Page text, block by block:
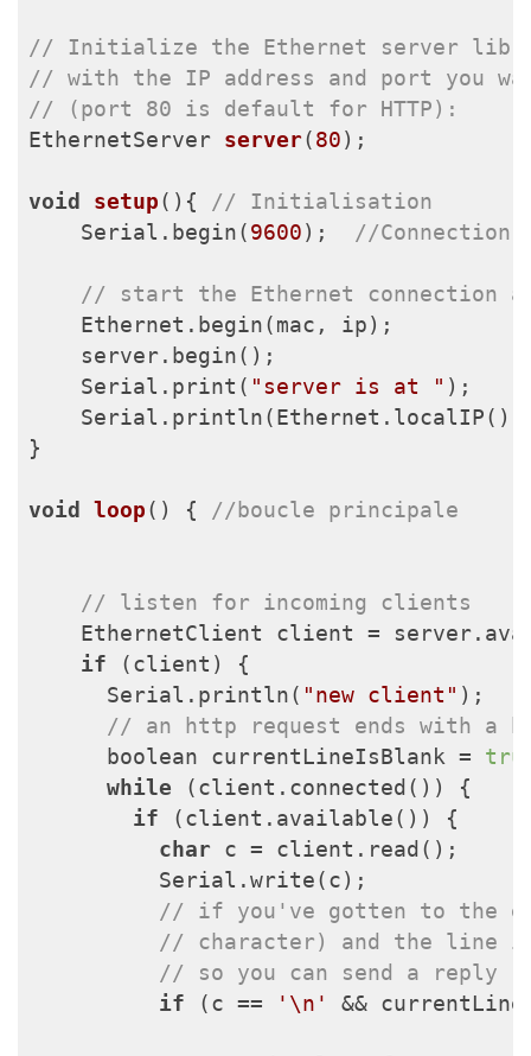
// Initialize the Ethernet server
// with the IP address and port you
// (port 80 is default for HTTP):
EthernetServer server( 80 ) ;
void setup () {
// Initialisation
    Serial.begin(
9600 ); //Connection
// start the Ethernet connection
    Ethernet.begin(mac, ip);
    server.begin();
    Serial.print(
"server is at " );
}
void loop () { //boucle principale
// listen for incoming clients
EthernetClient client =
if (client) {
      Serial.println(
"new client" );
// an http request ends with a
      boolean currentLineIsBlank =
while (client.connected()) {
if (client.available()) {
char c = client.read();
          Serial.write(c);
// if you've gotten to the
// character) and the line
// so you can send a reply
if (c == '\n' &&